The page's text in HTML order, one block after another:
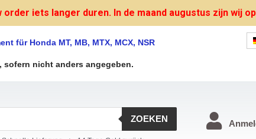
iets langer duren. In de maand augustus zijn wij
für Honda MT, MB, MTX, MCX, NSR
sofern nicht anders angegeben.
ZOEKEN